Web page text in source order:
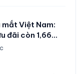
mắt Việt Nam:
đãi còn 1,668
tiên, dùng